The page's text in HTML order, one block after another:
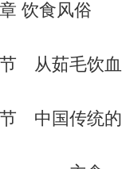
饮食风俗
节 从茹毛饮
节 中国传统